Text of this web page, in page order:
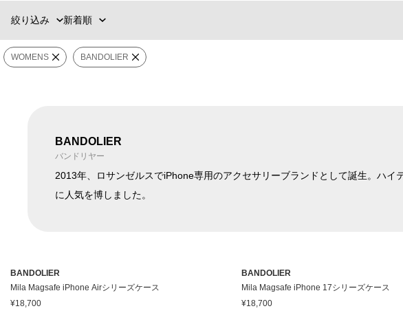
WOMENS BANDOLIER
BANDOLIER
バンドリヤー
2013年、ロサンゼルスでiPhone専用のアクセサリーブランドとして誕生。ハ
に人気を博しました。
絞り込み 新着順
販売タイプ
カラー
BANDOLIER
Mila Magsafe iPhone Airシリーズケース
¥18,700
BANDOLIER
Mila Magsafe iPhone 17シリーズケース
¥18,700